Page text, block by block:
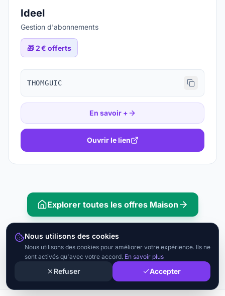
Ideel
Gestion d'abonnements
🎁2 € offerts
THOMGUIC
En savoir +
Ouvrir le lien
Explorer toutes les offres Maison
Nous utilisons des cookies
Nous utilisons des cookies pour améliorer votre expérience. Ils ne
sont activés qu'avec votre accord. En savoir plus
Refuser Accepter